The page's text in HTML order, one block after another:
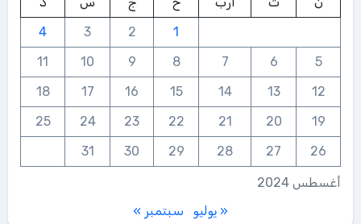
أغسطس 2024
1
2
3
4
5
6
7
8
9
10
11
12
13
14
15
16
17
18
19
20
21
22
23
24
25
26
27
28
29
30
31
« يوليو سبتمبر »